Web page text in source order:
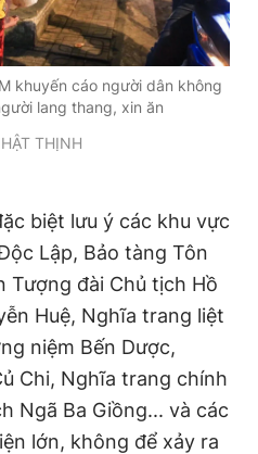
khuyến cáo người dân không
lang thang, xin ăn
THỊNH
biệt lưu ý các khu vực
Lập, Bảo tàng Tôn
Tượng đài Chủ tịch Hồ
Huệ, Nghĩa trang liệt
niệm Bến Dược,
Chi, Nghĩa trang chính
Ngã Ba Giồng... và các
lớn, không để xảy ra